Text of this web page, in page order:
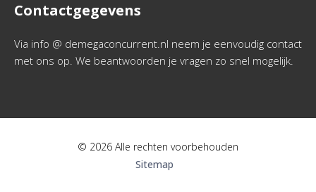
Contactgegevens
Via info @ demegaconcurrent.nl neem je eenvoudig contact
met ons op. We beantwoorden je vragen zo snel mogelijk.
© 2026 Alle rechten voorbehouden
Sitemap